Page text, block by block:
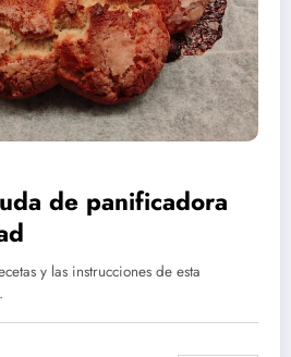
de panificadora
y las instrucciones de esta